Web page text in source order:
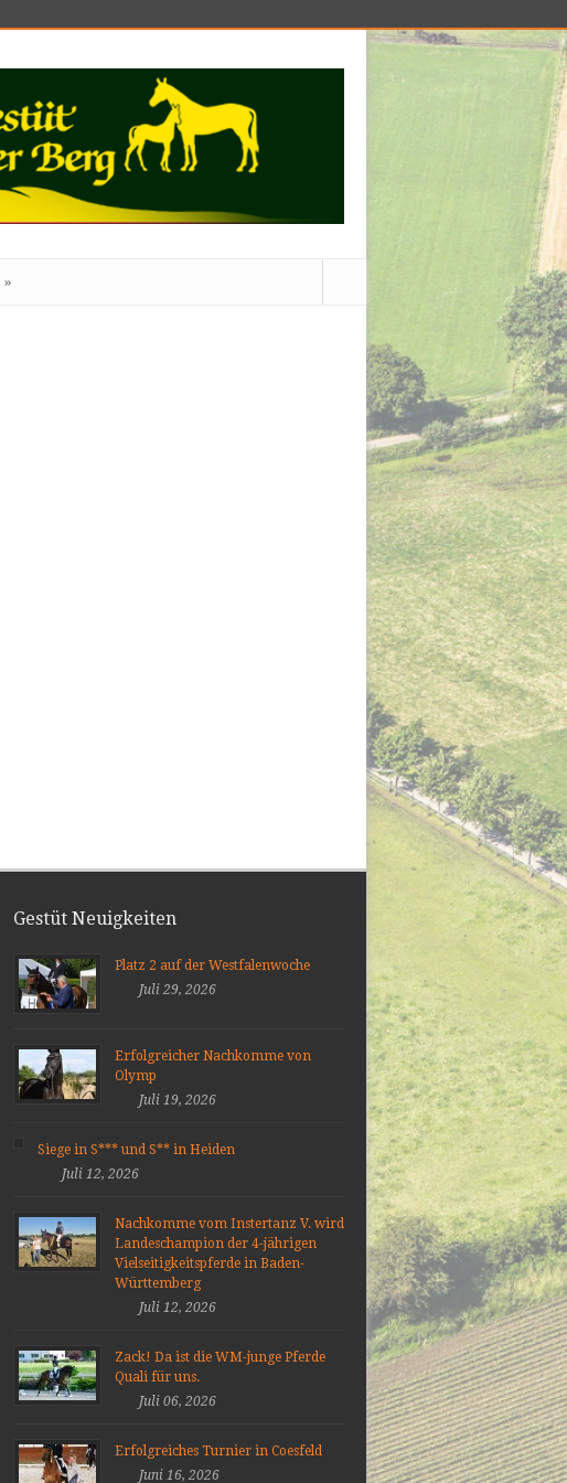
»
Gestüt Neuigkeiten
Platz 2 auf der Westfalenwoche
Juli 29, 2026
Erfolgreicher Nachkomme von
Olymp
Juli 19, 2026
Siege in S*** und S** in Heiden
Juli 12, 2026
Nachkomme vom Instertanz V. wird
Landeschampion der 4-jährigen
Vielseitigkeitspferde in Baden-
Württemberg
Juli 12, 2026
Zack! Da ist die WM-junge Pferde
Quali für uns.
Juli 06, 2026
Erfolgreiches Turnier in Coesfeld
Juni 16, 2026